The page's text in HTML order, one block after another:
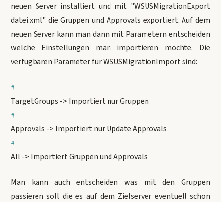
neuen Server installiert und mit "WSUSMigrationExport
datei.xml" die Gruppen und Approvals exportiert. Auf dem
neuen Server kann man dann mit Parametern entscheiden
welche Einstellungen man importieren möchte. Die
verfügbaren Parameter für WSUSMigrationImport sind:
TargetGroups -> Importiert nur Gruppen
Approvals -> Importiert nur Update Approvals
All -> Importiert Gruppen und Approvals
Man kann auch entscheiden was mit den Gruppen
passieren soll die es auf dem Zielserver eventuell schon